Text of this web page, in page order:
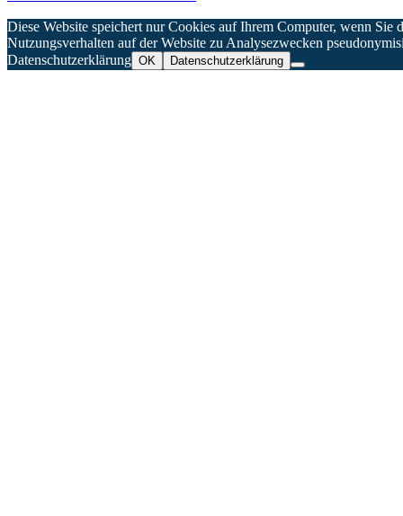
Diese Website speichert nur Cookies auf Ihrem Computer, wenn
Nutzungsverhalten auf der Website zu Analysezwecken
Datenschutzerklärung OK Datenschutzerklärung